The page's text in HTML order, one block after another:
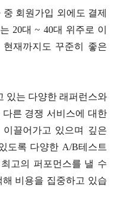
회원가입 외에도 결제
20대 ~ 40대 위주로 이
재까지도 꾸준히 좋은
있는 다양한 래퍼런스와
른 경쟁 서비스에 대한
끌어가고 있으며 깊은
도록 다양한 A/B테스트
고의 퍼포먼스를 낼 수
비용을 집중하고 있습